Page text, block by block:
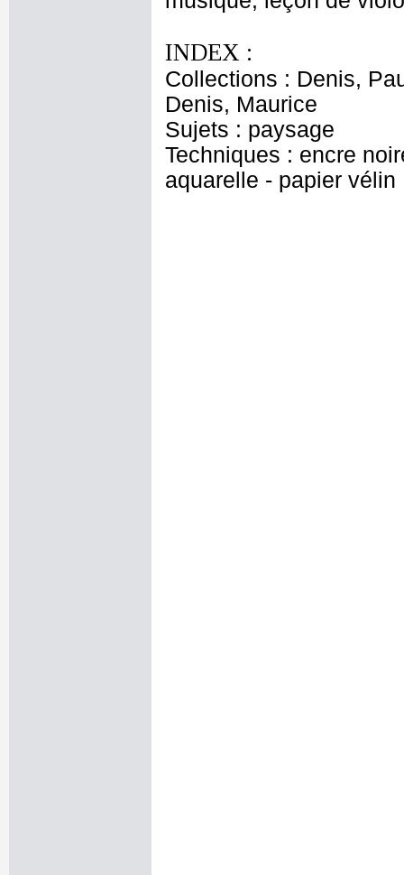
INDEX :
Collections : Denis,
Denis, Maurice
Sujets : paysage
Techniques : encre
aquarelle - papier vélin